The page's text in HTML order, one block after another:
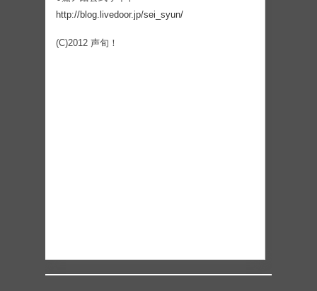
http://blog.livedoor.jp/sei_syun/
(C)2012 声旬！